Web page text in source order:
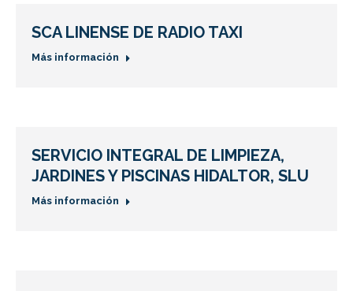
SCA LINENSE DE RADIO TAXI
Más información
SERVICIO INTEGRAL DE LIMPIEZA,
JARDINES Y PISCINAS HIDALTOR, SLU
Más información